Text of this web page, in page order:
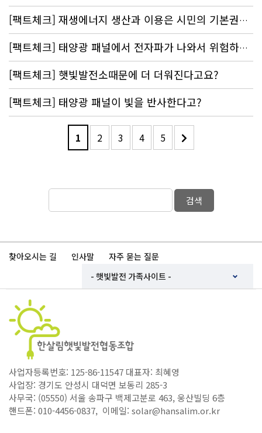
[팩트체크] 재생에너지 생산과 이용은 시민의 기본권이다! 에너지 민주주의에 동참해 주세요!
[팩트체크] 태양광 패널에서 전자파가 나와서 위험하다고?
[팩트체크] 햇빛발전소때문에 더 더워진다고요?
[팩트체크] 태양광 패널이 빛을 반사한다고?
1 2 3 4 5
검색
찾아오시는 길 인사말 자주 묻는 질문
사업자등록번호: 125-86-11547 대표자: 최혜영
사업장: 경기도 안성시 대덕면 보동리 285-3
사무국: (05550) 서울 송파구 백제고분로 463, 웅산빌딩 6층
핸드폰: 010-4456-0837, 이메일: solar@hansalim.or.kr